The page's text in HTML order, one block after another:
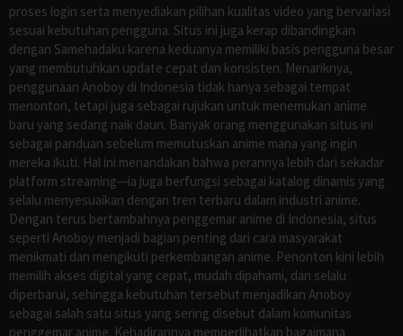
proses login serta menyediakan pilihan kualitas video yang bervariasi
sesuai kebutuhan pengguna. Situs ini juga kerap dibandingkan
dengan Samehadaku karena keduanya memiliki basis pengguna besar
yang membutuhkan update cepat dan konsisten. Menariknya,
penggunaan Anoboy di Indonesia tidak hanya sebagai tempat
menonton, tetapi juga sebagai rujukan untuk menemukan anime
baru yang sedang naik daun. Banyak orang menggunakan situs ini
sebagai panduan sebelum memutuskan anime mana yang ingin
mereka ikuti. Hal ini menandakan bahwa perannya lebih dari sekadar
platform streaming—ia juga berfungsi sebagai katalog dinamis yang
selalu menyesuaikan dengan tren terbaru dalam industri anime.
Dengan terus bertambahnya penggemar anime di Indonesia, situs
seperti Anoboy menjadi bagian penting dari cara masyarakat
menikmati dan mengikuti perkembangan anime. Penonton kini lebih
memilih akses digital yang cepat, mudah dipahami, dan selalu
diperbarui, sehingga kebutuhan tersebut menjadikan Anoboy
sebagai salah satu situs yang sering disebut dalam komunitas
penggemar anime. Kehadirannya memperlihatkan bagaimana